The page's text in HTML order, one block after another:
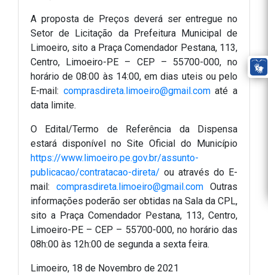
A proposta de Preços deverá ser entregue no
Setor de Licitação da Prefeitura Municipal de
Limoeiro, sito a Praça Comendador Pestana, 113,
Centro, Limoeiro-PE – CEP – 55700-000, no
horário de 08:00 às 14:00, em dias uteis ou pelo
E-mail: comprasdireta.limoeiro@gmail.comaté a
data limite.
O Edital/Termo de Referência da Dispensa
estará disponível no Site Oficial do Município
https://www.limoeiro.pe.gov.br/assunto-
publicacao/contratacao-direta/ ou através do E-
mail: comprasdireta.limoeiro@gmail.com Outras
informações poderão ser obtidas na Sala da CPL,
sito a Praça Comendador Pestana, 113, Centro,
Limoeiro-PE – CEP – 55700-000, no horário das
08h:00 às 12h:00 de segunda a sexta feira.
Limoeiro, 18 de Novembro de 2021